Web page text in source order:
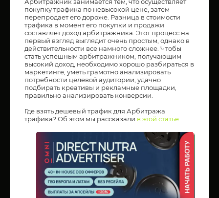
покупку трафика по невысокой цене, затем
перепродает его дороже. Разница в стоимости
трафика в момент его покупки и продажи
составляет доход арбитражника. Этот процесс на
первый взгляд выглядит очень простым, однако в
действительности все намного сложнее. Чтобы
стать успешным арбитражником, получающим
высокий доход, необходимо хорошо разбираться в
маркетинге, уметь грамотно анализировать
потребности целевой аудитории, удачно
подбирать креативы и рекламные площадки,
правильно анализировать конверсии.
Где взять дешевый трафик для Арбитража
трафика? Об этом мы рассказали в этой статье